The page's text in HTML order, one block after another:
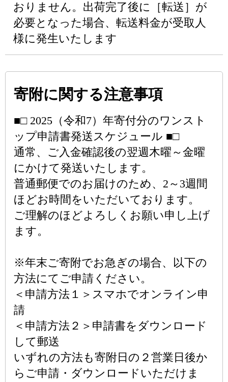
おりません。出荷完了後に［転送］が
必要となった場合、転送料金が受取人
様に発生いたします
寄附に関する注意事項
■□ 2025（令和7）年寄付分のワンスト
ップ申請書発送スケジュール ■□
通常、ご入金確認後の翌週木曜～金曜
にかけて発送いたします。
普通郵便でのお届けのため、2～3週間
ほどお時間をいただいております。
ご理解のほどよろしくお願い申し上げ
ます。
※年末ご寄附でお急ぎの場合、以下の
方法にてご申請ください。
＜申請方法１＞スマホでオンライン申
請
＜申請方法２＞申請書をダウンロード
して郵送
いずれの方法も寄附日の２営業日後か
らご申請・ダウンロードいただけま